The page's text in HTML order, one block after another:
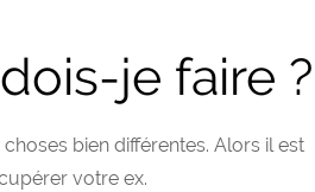
je faire ?
bien différentes. Alors il est
votre ex.